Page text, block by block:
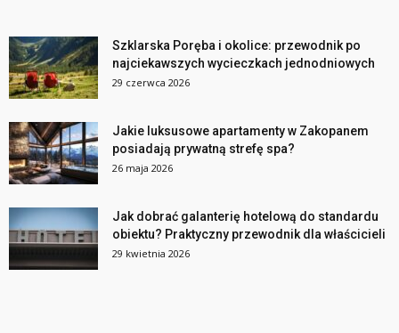
Szklarska Poręba i okolice: przewodnik po
najciekawszych wycieczkach jednodniowych
29 czerwca 2026
Jakie luksusowe apartamenty w Zakopanem
posiadają prywatną strefę spa?
26 maja 2026
Jak dobrać galanterię hotelową do standardu
obiektu? Praktyczny przewodnik dla właścicieli
29 kwietnia 2026